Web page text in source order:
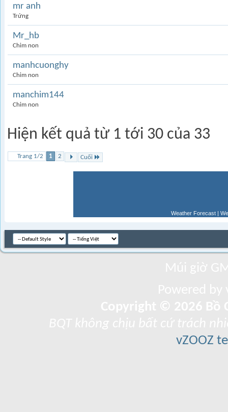
mr anh
Trứng
Mr_hb
Chim non
manhcuonghy
Chim non
manchim144
Chim non
Hiện kết quả từ 1 tới 30 của 33
Trang 1/2 1 2 Cuối
Weather Forecast |
vZOOZ